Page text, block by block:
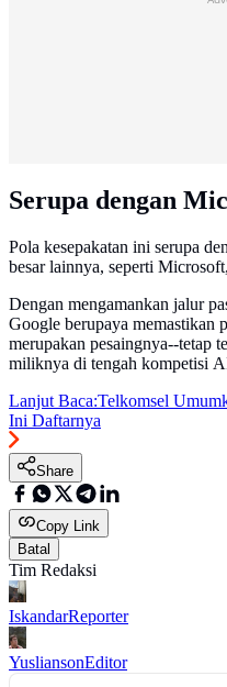
Serupa dengan
Pola kesepakatan ini serupa
besar lainnya, seperti
Dengan mengamankan jalur
Google berupaya memastikan
merupakan pesaingnya--tetap
miliknya di tengah kompetisi
Lanjut Baca:Telkomsel
Ini Daftarnya
Share
Copy Link
Batal
Tim Redaksi
IskandarReporter
YusliansonEditor